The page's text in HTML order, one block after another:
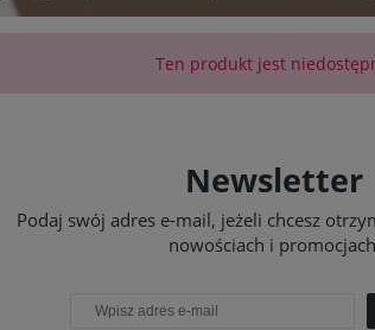
Ten produkt jest
Newsletter
Podaj swój adres e-mail, jeżeli chcesz
nowościach i